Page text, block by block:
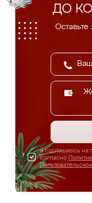
ДО
Оставьте
Я соглашаюсь на
согласно